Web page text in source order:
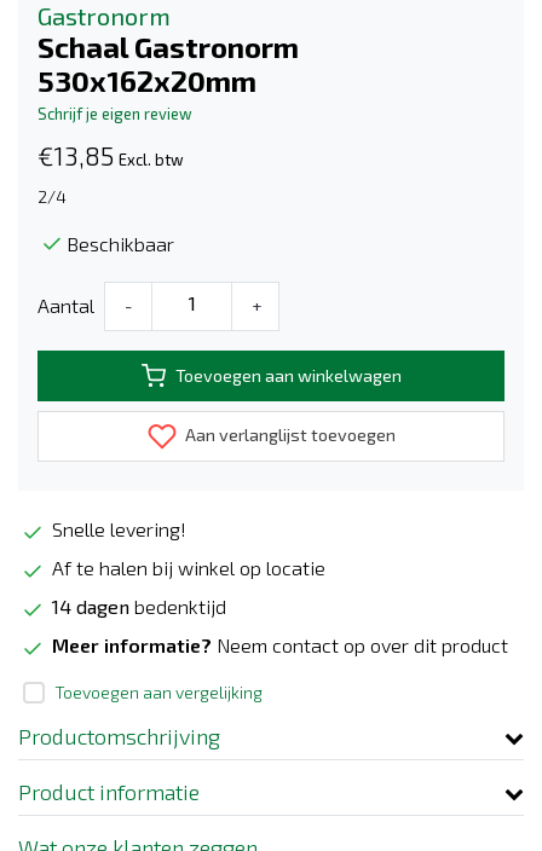
Gastronorm
Schaal Gastronorm
530x162x20mm
Schrijf je eigen review
€13,85 Excl. btw
2/4
Beschikbaar
Aantal - +
Toevoegen aan winkelwagen
Aan verlanglijst toevoegen
Snelle levering!
Af te halen bij winkel op locatie
14 dagen bedenktijd
Meer informatie? Neem contact op over dit product
Toevoegen aan vergelijking
Productomschrijving
Product informatie